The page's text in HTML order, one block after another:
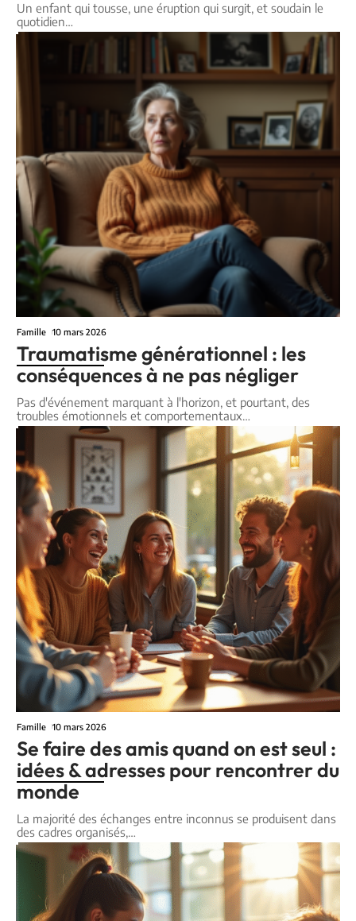
Un enfant qui tousse, une éruption qui surgit, et soudain le
quotidien…
Famille 10 mars 2026
Traumatisme générationnel : les
conséquences à ne pas négliger
Pas d'événement marquant à l'horizon, et pourtant, des
troubles émotionnels et comportementaux…
Famille 10 mars 2026
Se faire des amis quand on est seul :
idées & adresses pour rencontrer du
monde
La majorité des échanges entre inconnus se produisent dans
des cadres organisés,